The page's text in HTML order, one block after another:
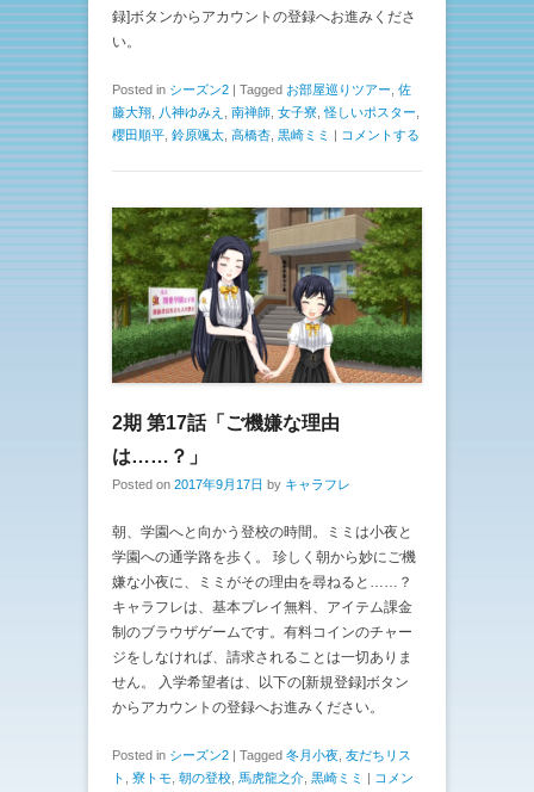
録]ボタンからアカウントの登録へお進みくださ
い。
Posted in シーズン2 | Tagged お部屋巡りツアー 佐
藤大翔
八神ゆみえ 南禅師 女子寮 ,怪しいポスター
櫻田順平 鈴原颯太 高橋杏 黒崎ミミ | コメントする
2期 第17話「ご機嫌な理由
は……？」
Posted on 2017年9月17日 by キャラフレ
朝、学園へと向かう登校の時間。ミミは小夜と
学園への通学路を歩く。 珍しく朝から妙にご機
嫌な小夜に、ミミがその理由を尋ねると……？
キャラフレは、基本プレイ無料、アイテム課金
制のブラウザゲームです。有料コインのチャー
ジをしなければ、請求されることは一切ありま
せん。 入学希望者は、以下の[新規登録]ボタン
からアカウントの登録へお進みください。
Posted in シーズン2 Tagged 冬月小夜 友だちリス
ト
寮トモ 朝の登校 馬虎龍之介 黒崎ミミ
コメン